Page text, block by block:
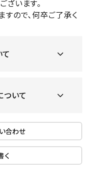
ざいます。
ので、何卒ご了承く
ついて
合わせ
く